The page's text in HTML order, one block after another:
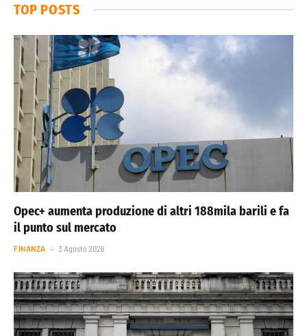
TOP POSTS
Opec+ aumenta produzione di altri 188mila barili e fa
il punto sul mercato
FINANZA 3 Agosto 2026